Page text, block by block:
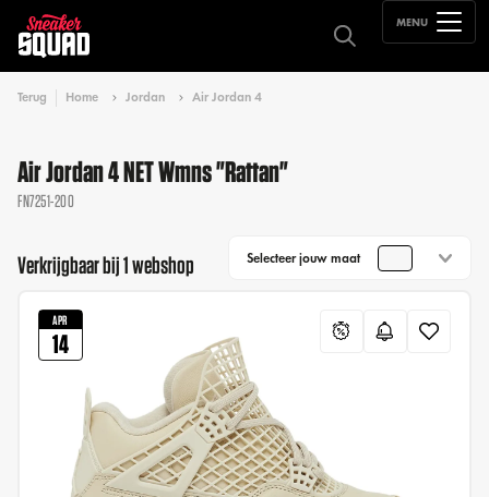
MENU
Terug Home Jordan Air Jordan 4
Air Jordan 4 NET Wmns "Rattan"
FN7251-200
Verkrijgbaar bij 1 webshop Selecteer jouw maat
APR
14